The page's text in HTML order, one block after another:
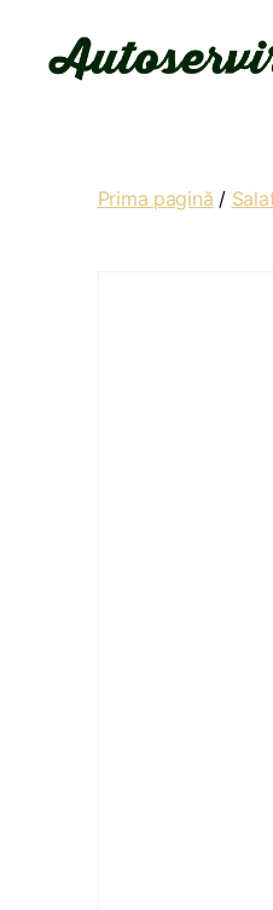
Prima pagină /